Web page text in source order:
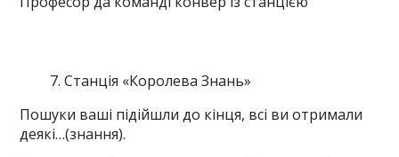
Станція «Королева Знань»
Пошуки ваші підійшли до кінця, всі ви отримали
деякі…(знання).